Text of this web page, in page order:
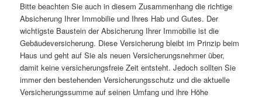
Bitte beachten Sie auch in diesem Zusammenhang die richtige
Absicherung Ihrer Immobilie und Ihres Hab und Gutes. Der
wichtigste Baustein der Absicherung Ihrer Immobilie ist die
Gebäudeversicherung. Diese Versicherung bleibt im Prinzip beim
Haus und geht auf Sie als neuen Versicherungsnehmer über,
damit keine versicherungsfreie Zeit entsteht. Jedoch sollten Sie
immer den bestehenden Versicherungsschutz und die aktuelle
Versicherungssumme auf seinen Umfang und ihre Höhe